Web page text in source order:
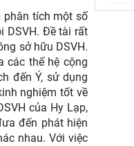
phân tích một số
DSVH. Đề tài rất
sở hữu DSVH.
các thế hệ cộng
đến Ý, sử dụng
nghiệm tốt về
của Hy Lạp,
đến phát hiện
nhau. Với việc